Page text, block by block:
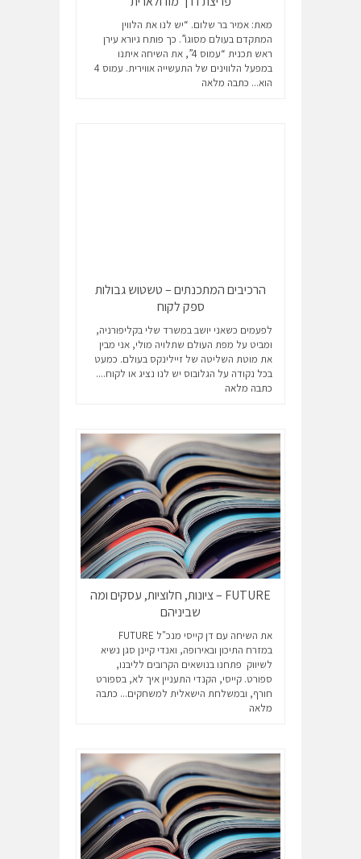
מאת: אמיר בר שלום. “יש לנו את הלווין
המתקדם בעולם מסוגו”. כך פותח גיורא עירן
ראש תכנית “עמוס 4”, את השיחה איתנו
במפעל הלווינים של התעשייה אווירית. עמוס 4
הוא... כתבה מלאה
הרכיבים המתכנתים – טשטוש גבולות
ספק לקוח
לפעמים כשאני יושב במשרד שלי בקליפורניה,
ומביט על מפת העולם שתלויה מולי, אני מבין
את מוטת השליטה של זיילינקס בעולם. כמעט
בכל נקודה על הגלובוס יש לנו נציג או לקוח....
כתבה מלאה
FUTURE – ציונות, חלוציות, עסקים ומה
שביניהם
במזרח התיכון ובאירופה, ואנדי קיינן סגן נשיא
לשיווק פתחנו בנושאים הקרובים לליבנו,
ספורט. קייסי, הקנדי התעניין איך לא, בספורט
חורף, ובמשלחת הישאלית למשחקים... כתבה
מלאה